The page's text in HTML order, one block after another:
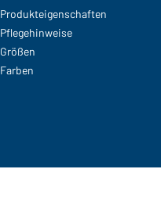
Produkteigenschaften
Pflegehinweise
Größen
Farben